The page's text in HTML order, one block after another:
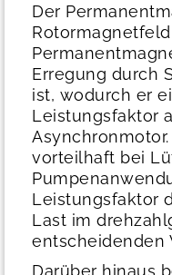
Der
Erregung durch
ist, wodurch er
Leistungsfaktor
vorteilhaft bei
Leistungsfaktor
Last im
entscheidenden
Darüber hinaus